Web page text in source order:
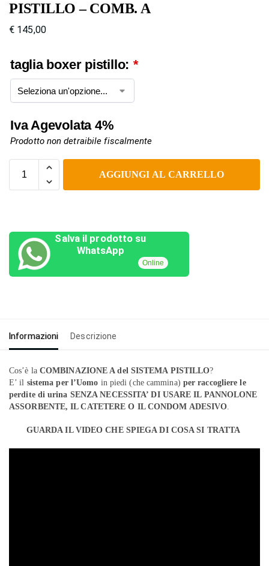
PISTILLO – COMB. A
€ 145,00
taglia boxer pistillo: *
Iva Agevolata 4%
Prodotto non detraibile fiscalmente
AGGIUNGI AL CARRELLO
Salva il prodotto su
WhatsApp
Online
Informazioni Descrizione
Cos’è la COMBINAZIONE A del SISTEMA PISTILLO?
E’ il sistema per l’Uomo in piedi (che cammina) per raccogliere le
perdite di urina SENZA NECESSITA’ DI USARE IL PANNOLONE
ASSORBENTE, IL CATETERE O IL CONDOM ADESIVO
GUARDA IL VIDEO CHE SPIEGA DI COSA SI TRATTA